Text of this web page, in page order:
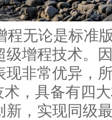
是标准版
级增程技术。
现非常优异，
术，具备有四
新，实现同级